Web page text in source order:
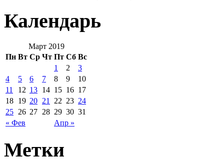
Календарь
Март 2019
Пн Вт Ср Чт Пт Сб Вс
« Фев Апр »
1 2
3
4
5 6 7 8 9
10
11
12 13 14 15 16 17
18 19 20 21 22 23 24
25 26 27 28 29 30 31
Метки